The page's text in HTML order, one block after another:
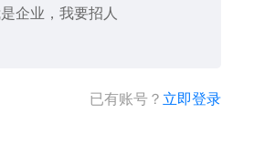
企业，我要招人
已有账号？ 立即登录